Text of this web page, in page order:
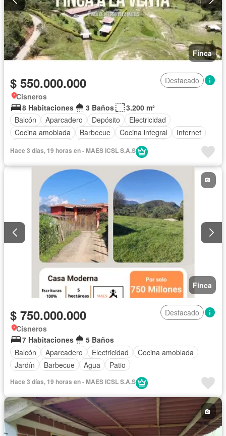
Finca
$ 550.000.000
Destacado
Cisneros
8 Habitaciones
3 Baños
3.200 m²
Balcón
Aparcadero Depósito
Electricidad
Cocina amoblada
Barbecue Cocina integral
Internet
Hace 3 días, 19 horas en - MAES ICSL S.A.S
Finca
$ 750.000.000
Destacado
Cisneros
7 Habitaciones
5 Baños
Balcón
Aparcadero Electricidad
Cocina amoblada
Jardín
Barbecue Agua Patio
Hace 3 días, 19 horas en - MAES ICSL S.A.S